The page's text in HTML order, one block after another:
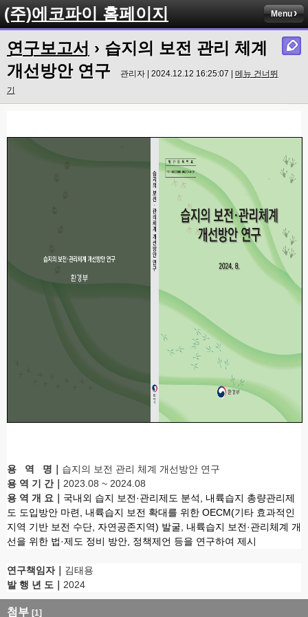
(주)에코파이 홈페이지 Menu
연구보고서 › 습지의 보전 관리 체계
개선방안 연구
관리자 | 2024.12.12 16:25:07 | 메뉴 건너뛰
기
용 역 명
습지의 보전 관리 체계 개선방안 연구
용 역 기 간｜ 2023.08 ~ 2024.08
용 역 개 요
국내외 습지 보전·관리제도 분석, 내륙습지 총량관리제
도 도입방안 마련, 내륙습지 보전 확대를 위한 OECM(기타 효과적인
지역 기반 보전 수단, 자연공존지역) 발굴, 내륙습지 보전·관리체계 개
선을 위한 법·제도 정비 방안, 정책제언 등을 연구하여 제시
연구책임자｜ 김태용
발 행 년 도
2024
첨부 [1]